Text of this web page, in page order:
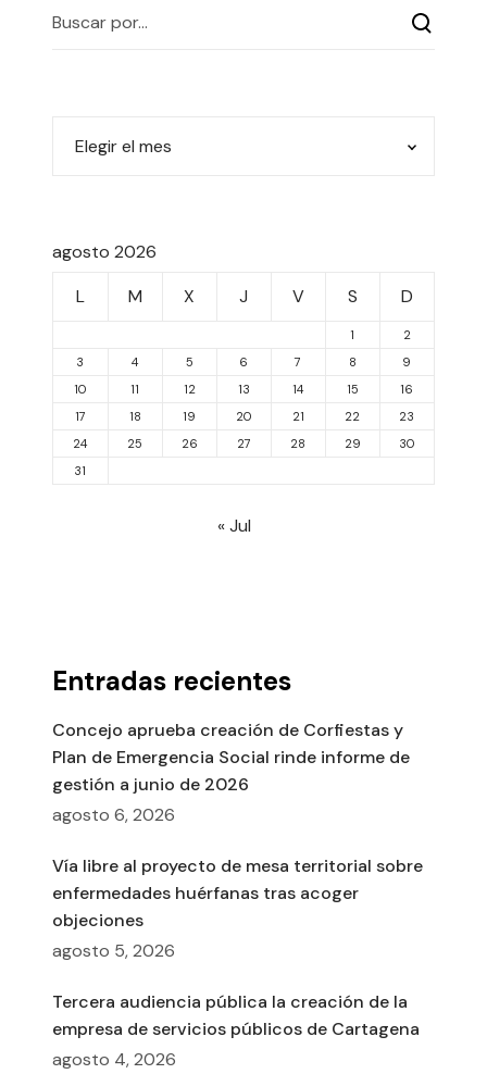
agosto 2026
L
M X J V S D
1
2
3
4 5 6 7 8
9
10
11 12 13 14 15
16
17
18 19 20 21 22
23
24
25 26 27 28 29
30
31
« Jul
Entradas recientes
Concejo aprueba creación de Corfiestas y
Plan de Emergencia Social rinde informe de
gestión a junio de 2026
agosto 6, 2026
Vía libre al proyecto de mesa territorial sobre
enfermedades huérfanas tras acoger
objeciones
agosto 5, 2026
Tercera audiencia pública la creación de la
empresa de servicios públicos de Cartagena
agosto 4, 2026